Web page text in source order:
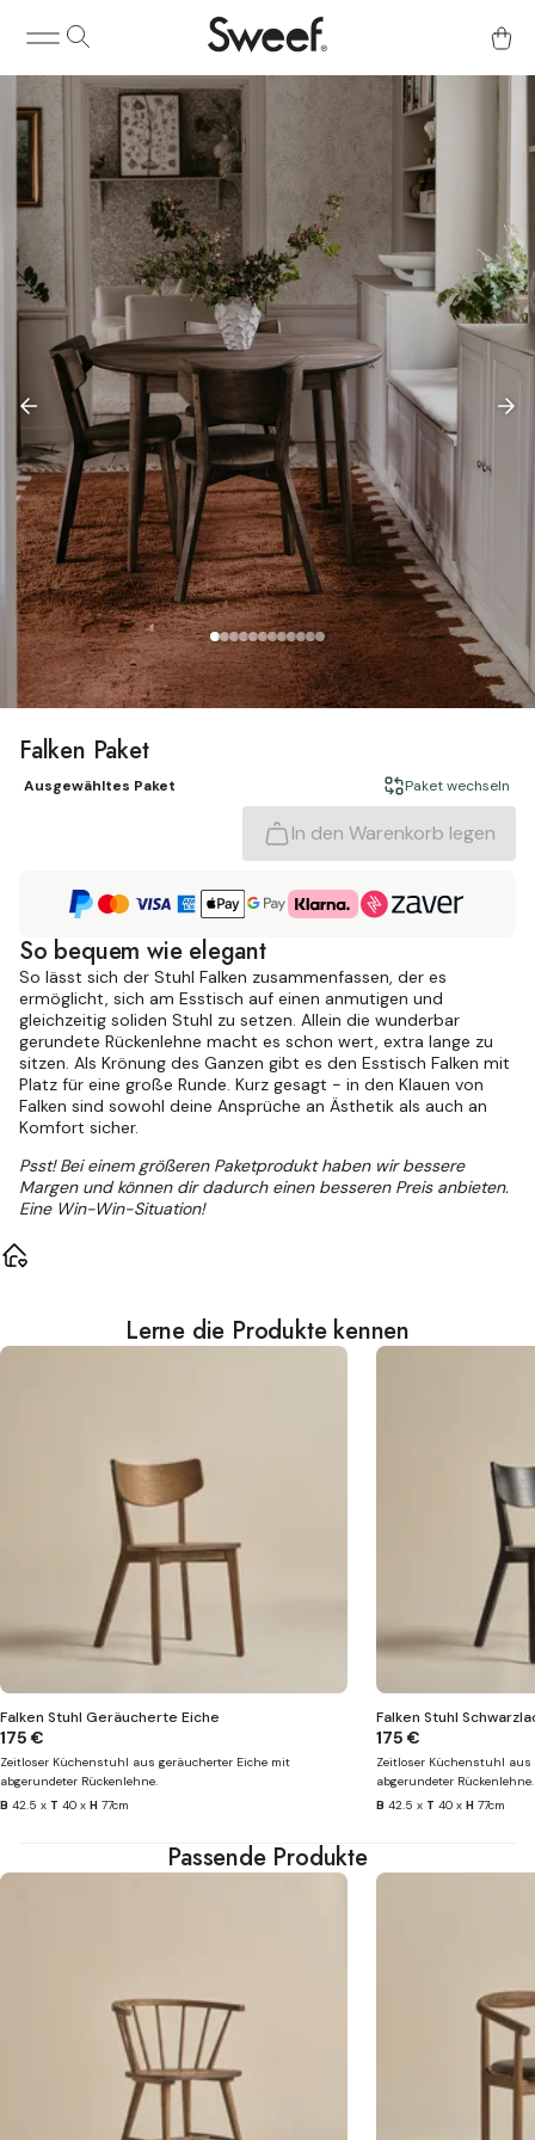
Kaufen & Info
Falken Paket
Ausgewähltes Paket Paket wechseln
In den Warenkorb legen
So bequem wie elegant
So lässt sich der Stuhl Falken zusammenfassen, der es
ermöglicht, sich am Esstisch auf einen anmutigen und
gleichzeitig soliden Stuhl zu setzen. Allein die wunderbar
gerundete Rückenlehne macht es schon wert, extra lange zu
sitzen. Als Krönung des Ganzen gibt es den Esstisch Falken mit
Platz für eine große Runde. Kurz gesagt - in den Klauen von
Falken sind sowohl deine Ansprüche an Ästhetik als auch an
Komfort sicher.
Psst! Bei einem größeren Paketprodukt haben wir bessere
Margen und können dir dadurch einen besseren Preis anbieten.
Eine Win-Win-Situation!
Lerne die Produkte kennen
Falken Stuhl Geräucherte Eiche
175 €
Zeitloser Küchenstuhl aus geräucherter Eiche mit
abgerundeter Rückenlehne.
B 42.5 x T 40 x H 77cm
Falken Stuhl
175 €
Zeitloser Küchenstuhl
abgerundeter Rückenlehne.
B 42.5 x T 40 x H 77cm
Passende Produkte